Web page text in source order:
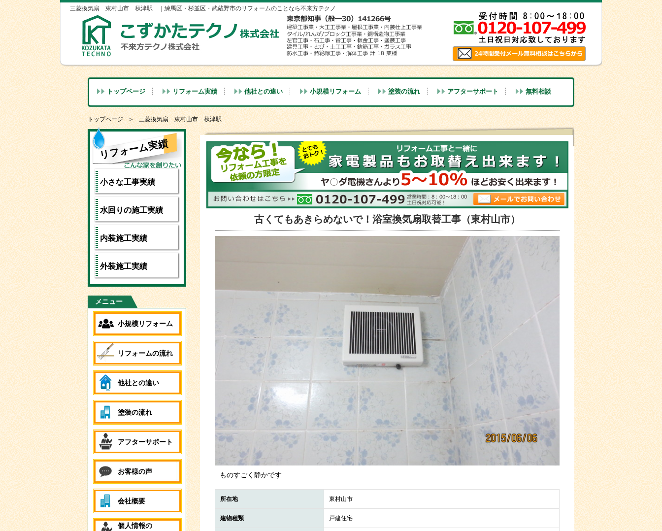
三菱換気扇 東村山市 秋津駅 ｜練馬区・杉並区・武蔵野市のリフォームのことなら不来方テクノ
トップページ リフォーム実績 他社との違い 小規模リフォーム 塗装の流れ アフターサポート 無料相談
トップページ 三菱換気扇 東村山市 秋津駅
古くてもあきらめないで！浴室換気扇取替工事（東村山市）
ものすごく静かです
所在地 東村山市
建物種類 戸建住宅
リフォーム実績
小さな工事実績
水回りの施工実績
内装施工実績
外装施工実績
メニュー
小規模リフォーム
リフォームの流れ
他社との違い
塗装の流れ
アフターサポート
お客様の声
会社概要
個人情報の